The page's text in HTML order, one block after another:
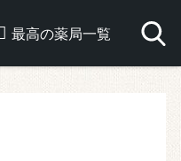
最高の薬局一覧